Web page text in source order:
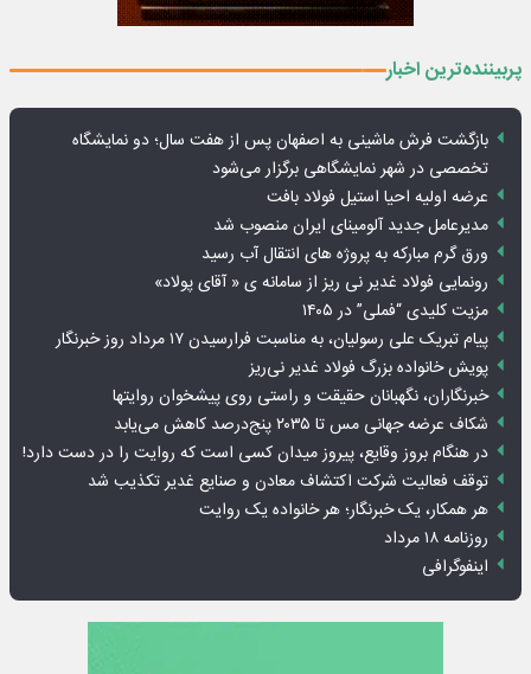
پربیننده‌ترین اخبار
بازگشت فرش ماشینی به اصفهان پس از هفت سال؛ دو نمایشگاه
تخصصی در شهر نمایشگاهی برگزار می‌شود
عرضه اولیه احیا استیل فولاد بافت
مدیرعامل جدید آلومینای ایران منصوب شد
ورق گرم مبارکه به پروژه های انتقال آب رسید
رونمایی فولاد غدیر نی ریز از سامانه ی « آقای پولاد»
مزیت کلیدی “فملی” در ۱۴۰۵
پیام تبریک علی رسولیان، به مناسبت فرارسیدن ۱۷ مرداد روز خبرنگار
پویش خانواده بزرگ فولاد غدیر نی‌ریز
خبرنگاران، نگهبانان حقیقت و راستی روی پیشخوان روایت­ها
شکاف عرضه جهانی مس تا ۲۰۳۵ پنج‌درصد کاهش می‌یابد
در هنگام بروز وقایع، پیروز میدان کسی است که روایت را در دست دارد!
توقف فعالیت شرکت اکتشاف معادن و صنایع غدیر تکذیب شد
هر همکار، یک خبرنگار؛ هر خانواده یک روایت
روزنامه ۱۸ مرداد
اینفوگرافی